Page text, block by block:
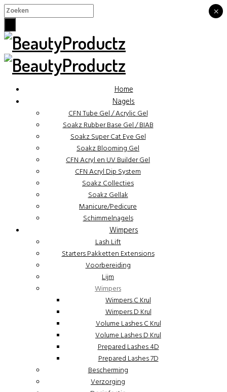
Home
Nagels
CFN Tube Gel / Acrylic Gel
Soakz Rubber Base Gel / BIAB
Soakz Super Cat Eye Gel
Soakz Blooming Gel
CFN Acryl en UV Builder Gel
CFN Acryl Dip System
Soakz Collecties
Soakz Gellak
Manicure/Pedicure
Schimmelnagels
Wimpers
Lash Lift
Starters Pakketten Extensions
Voorbereiding
Lijm
Wimpers
Wimpers C Krul
Wimpers D Krul
Volume Lashes C Krul
Volume Lashes D Krul
Prepared Lashes 4D
Prepared Lashes 7D
Bescherming
Verzorging
×